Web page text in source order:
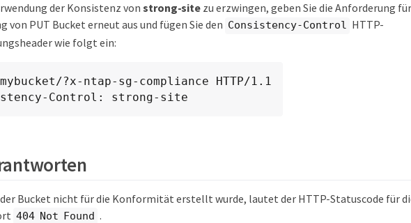
der Konsistenz vonstrong-site zu erzwingen, geben Sie die Anforderung
von PUT Bucket erneut aus und fügen Sie den Consistency-Control HTTP-
wie folgt ein:
?x-ntap-sg-compliance HTTP/1.1
Control: strong-site
Bucket nicht für die Konformität erstellt wurde, lautet der HTTP-Statuscode für
404 Not Found .